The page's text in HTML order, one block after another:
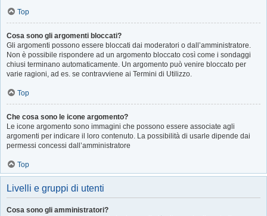
Top
Cosa sono gli argomenti bloccati?
Gli argomenti possono essere bloccati dai moderatori o dall’amministratore.
Non è possibile rispondere ad un argomento bloccato così come i sondaggi
chiusi terminano automaticamente. Un argomento può venire bloccato per
varie ragioni, ad es. se contravviene ai Termini di Utilizzo.
Top
Che cosa sono le icone argomento?
Le icone argomento sono immagini che possono essere associate agli
argomenti per indicare il loro contenuto. La possibilità di usarle dipende dai
permessi concessi dall’amministratore
Top
Livelli e gruppi di utenti
Cosa sono gli amministratori?